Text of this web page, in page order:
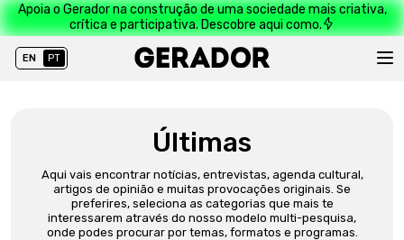
Apoia o Gerador na construção de uma sociedade mais criativa,
crítica e participativa. Descobre aqui como.
EN PT
Últimas
Aqui vais encontrar notícias, entrevistas, agenda cultural,
artigos de opinião e muitas provocações originais. Se
preferires, seleciona as categorias que mais te
interessarem através do nosso modelo multi-pesquisa,
onde podes procurar por temas, formatos e programas.